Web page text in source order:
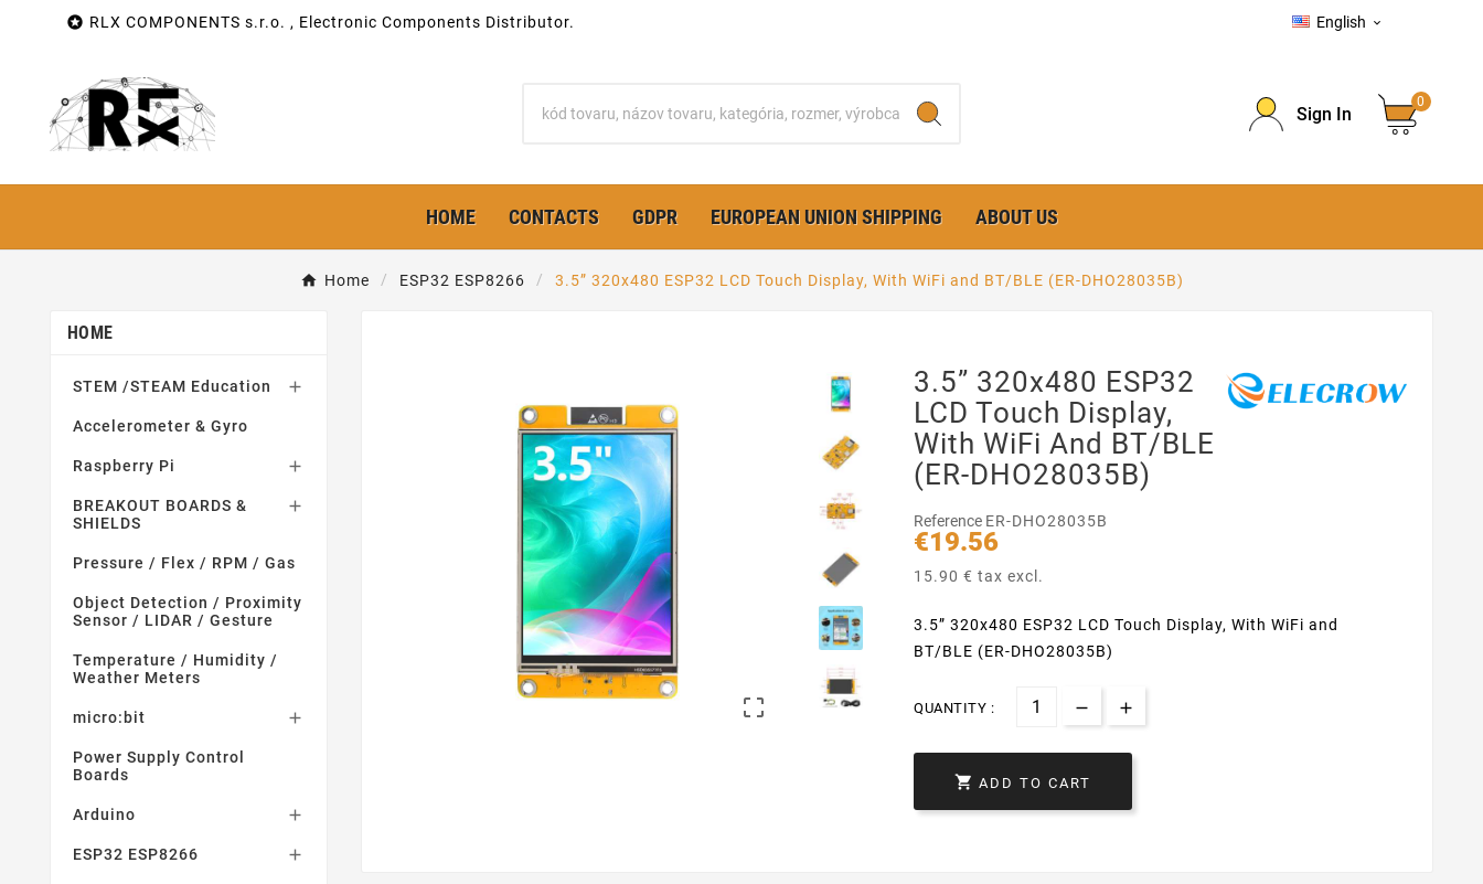
 RLX COMPONENTS s.r.o. , Electronic Components Distributor. English 
Sign In
0
HOME CONTACTS GDPR EUROPEAN UNION SHIPPING ABOUT US
Home ESP32 ESP8266 3.5” 320x480 ESP32 LCD Touch Display, With WiFi and BT/BLE (ER-DHO28035B)
HOME
STEM /STEAM Education 
Accelerometer & Gyro
Raspberry Pi 
BREAKOUT BOARDS &
SHIELDS

Pressure / Flex / RPM / Gas
Object Detection / Proximity
Sensor / LIDAR / Gesture
Temperature / Humidity /
Weather Meters
micro:bit 
Power Supply Control
Boards
Arduino 
ESP32 ESP8266 

3.5” 320x480 ESP32
LCD Touch Display,
With WiFi And BT/BLE
(ER-DHO28035B)
Reference ER-DHO28035B
€19.56
15.90 € tax excl.
3.5” 320x480 ESP32 LCD Touch Display, With WiFi and
BT/BLE (ER-DHO28035B)
QUANTITY :
 ADD TO CART